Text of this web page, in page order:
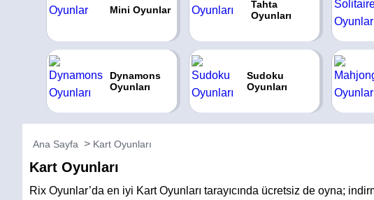
Mini Oyunlar
Tahta
Oyunları
Dynamons
Oyunları
Sudoku
Oyunları
Ana Sayfa Kart Oyunları
Kart Oyunları
Rix Oyunlar’da en iyi Kart Oyunları tarayıcında ücretsiz de oyna;